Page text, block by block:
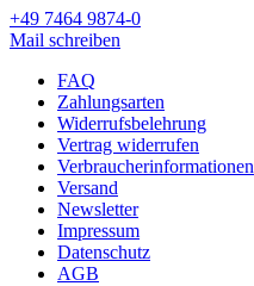
+49 7464 9874-0
Mail schreiben
FAQ
Zahlungsarten
Widerrufsbelehrung
Vertrag widerrufen
Verbraucherinformationen
Versand
Newsletter
Impressum
Datenschutz
AGB